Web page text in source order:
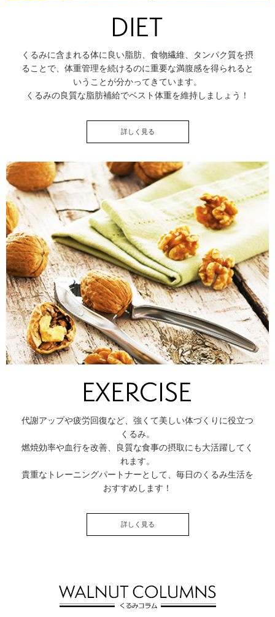
くるみに含まれる体に良い脂肪、食物繊維、タンパク質を摂
ることで、体重管理を続けるのに重要な満腹感を得られると
いうことが分かってきています。
くるみの良質な脂肪補給でベスト体重を維持しましょう！
詳しく見る
代謝アップや疲労回復など、強くて美しい体づくりに役立つ
くるみ。
燃焼効率や血行を改善、良質な食事の摂取にも大活躍してく
れます。
貴重なトレーニングパートナーとして、毎日のくるみ生活を
おすすめします！
詳しく見る